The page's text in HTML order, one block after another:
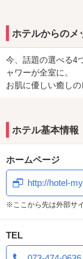
ホテルからのメ
今、話題の選べる4
ャワーが全室に。
お肌に優しい癒し
ホテル基本情報
ホームページ
http://hotel-
※ここから先は外部サ
TEL